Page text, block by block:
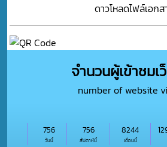
ดาวโหลดไฟล์เอกส
จำนวนผู้เข้าชมเ
number of website
วันนี้
756
สัปดาห์นี้
756
เดือนนี้
8244